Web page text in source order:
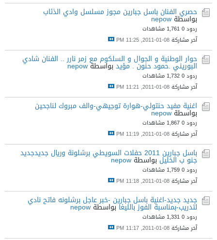
حصري الفنان باسل جبارين مجوز مسلسل وادي الذئاب
بواسطة nepow
ردود 0
1,761 مشاهدات
آخر مشاركة08-01-2011, 11:25 PM
حوار الوطنية و الجوال و السلكوم مع زمر نارر .. الفنان شادي
البوريني .حمود حنون . مؤيد بواسطةnepow
ردود 0
1,732 مشاهدات
آخر مشاركة08-01-2011, 11:21 PM
اغنية مفيد حنتولي-هوارة توجيهي-والف مبروك لناجحين
بواسطةnepow
ردود 0
1,867 مشاهدات
آخر مشاركة08-01-2011, 11:19 PM
باسل جبارين 2011 حفلات السويطي برشلونة وريال جديدجديد
جنو ب الخليل بواسطة nepow
ردود 0
1,759 مشاهدات
آخر مشاركة08-01-2011, 11:18 PM
جديد جديد-اغنية باسل جبارين -خبر عاجل برشلونه فاتح نادي
لتدريب-بمناسبة الفوز بالليغابواسطة nepow
ردود 0
1,331 مشاهدات
آخر مشاركة08-01-2011, 11:17 PM